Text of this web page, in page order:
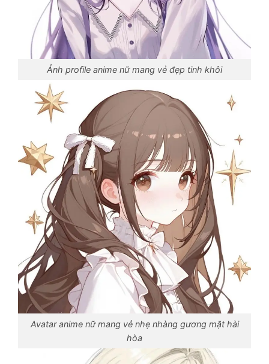
Ảnh profile anime nữ mang vẻ đẹp tinh khôi
Avatar anime nữ mang vẻ nhẹ nhàng gương mặt hài
hòa